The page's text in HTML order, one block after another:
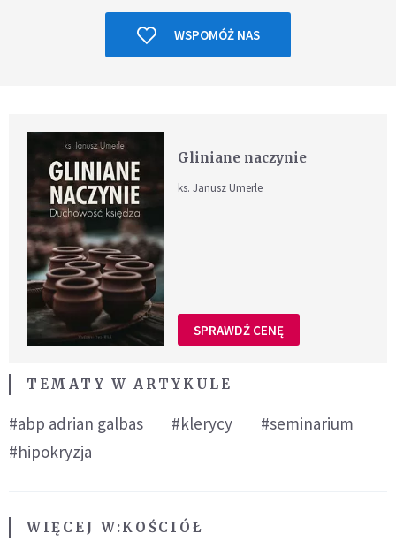
WSPOMÓŻ NAS
Gliniane naczynie
ks. Janusz Umerle
SPRAWDŹ CENĘ
TEMATY W ARTYKULE
#abp adrian galbas #klerycy
#seminarium
#hipokryzja
WIĘCEJ W:KOŚCIÓŁ